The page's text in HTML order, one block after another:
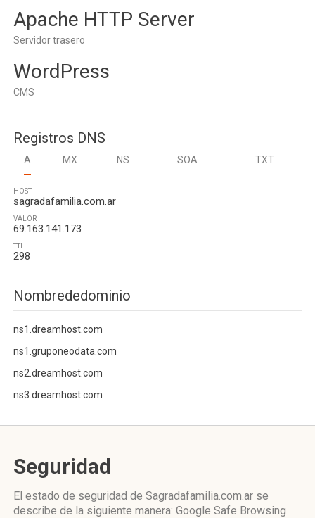
Apache HTTP Server
Servidor trasero
WordPress
CMS
Registros DNS
A MX NS SOA TXT
HOST
sagradafamilia.com.ar
VALOR
69.163.141.173
TTL
298
Nombrededominio
ns1.dreamhost.com
ns1.gruponeodata.com
ns2.dreamhost.com
ns3.dreamhost.com
Seguridad
El estado de seguridad de Sagradafamilia.com.ar se
describe de la siguiente manera: Google Safe Browsing